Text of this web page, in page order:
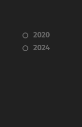
2020
2024